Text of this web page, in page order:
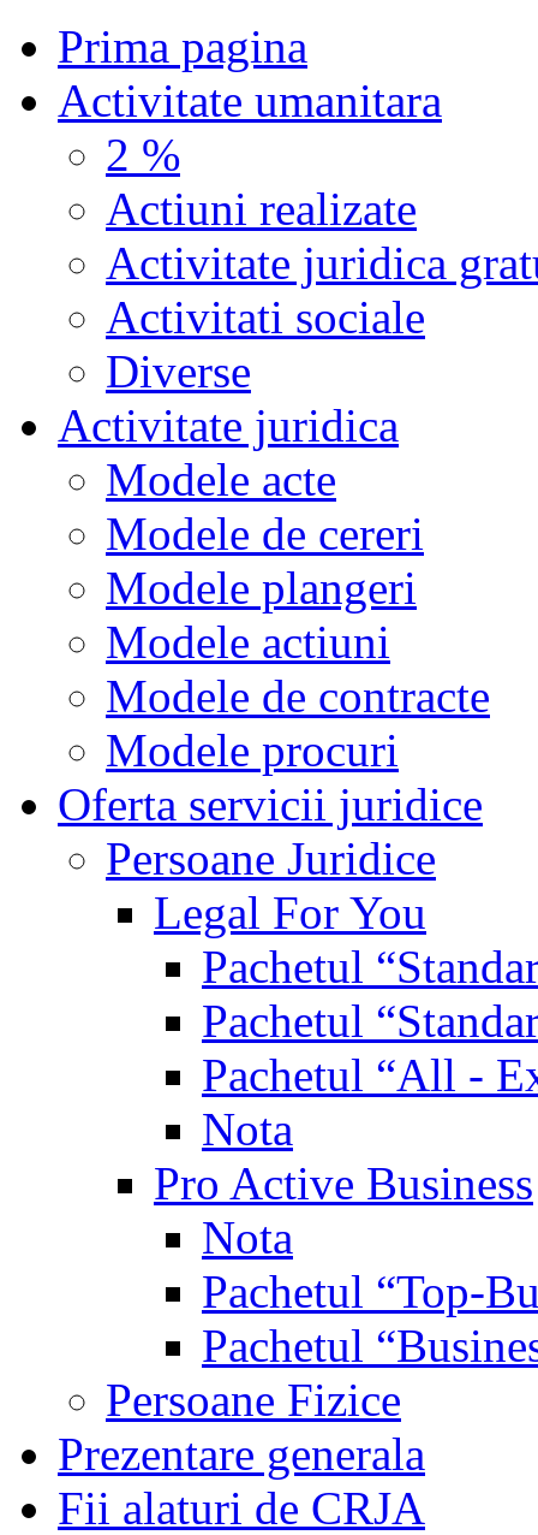
Prima pagina
Activitate umanitara
2 %
Actiuni realizate
Activitate juridica
Activitati sociale
Diverse
Activitate juridica
Modele acte
Modele de cereri
Modele plangeri
Modele actiuni
Modele de contracte
Modele procuri
Oferta servicii juridice
Persoane Juridice
Legal For You
Pachetul
Pachetul
Pachetul “All -
Nota
Pro Active Business
Nota
Pachetul “Top-
Pachetul
Persoane Fizice
Prezentare generala
Fii alaturi de CRJA